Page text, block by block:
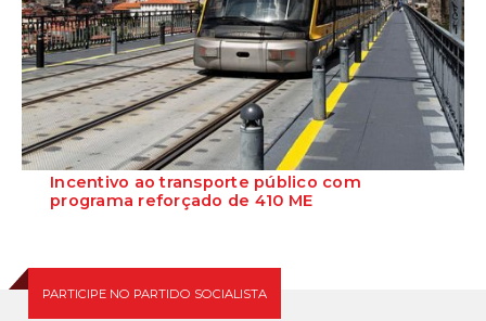
Incentivo ao transporte público com
programa reforçado de 410 ME
PARTICIPE NO PARTIDO SOCIALISTA